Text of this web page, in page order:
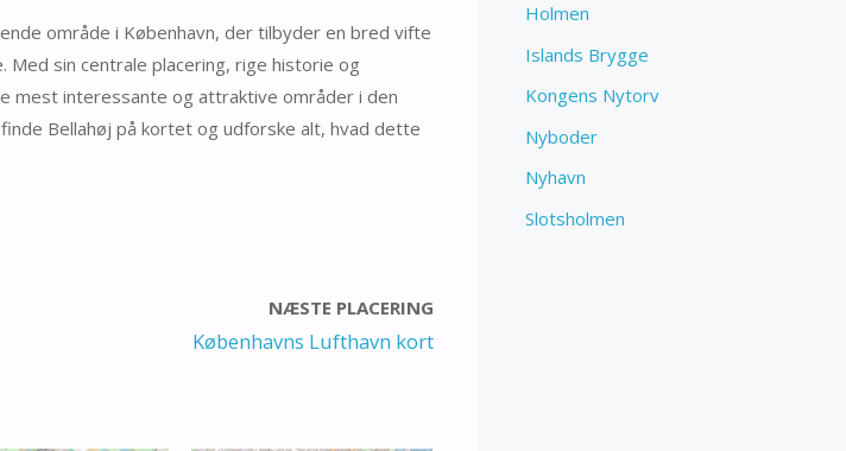
område i København, der tilbyder en bred vifte
sin centrale placering, rige historie og
mest interessante og attraktive områder i den
Bellahøj på kortet og udforske alt, hvad dette
NÆSTE PLACERING
Københavns Lufthavn kort
Holmen
Islands Brygge
Kongens Nytorv
Nyboder
Nyhavn
Slotsholmen